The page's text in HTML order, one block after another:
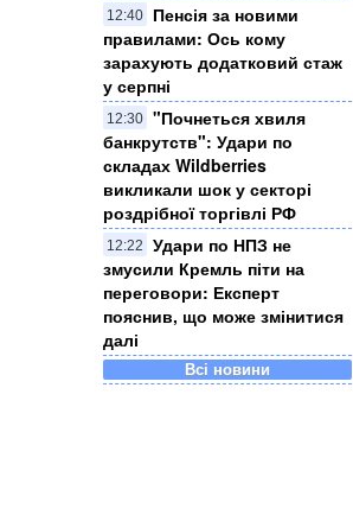
12:40
Пенсія за новими
правилами: Ось кому
зарахують додатковий стаж
у серпні
12:30 "Почнеться хвиля
банкрутств": Удари по
складах Wildberries
викликали шок у секторі
роздрібної торгівлі РФ
12:22
Удари по НПЗ не
змусили Кремль піти на
переговори: Експерт
пояснив, що може змінитися
далі
Всі новини